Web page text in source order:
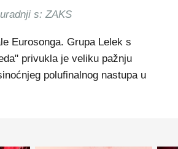
s: ZAKS
Eurosonga. Grupa Lelek s
privukla je veliku pažnju
polufinalnog nastupa u